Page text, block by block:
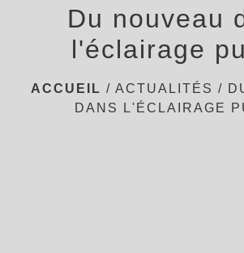
Du nouveau
l'éclairage
ACCUEIL / ACTUALITÉS /
DANS L'ÉCLAIRAGE